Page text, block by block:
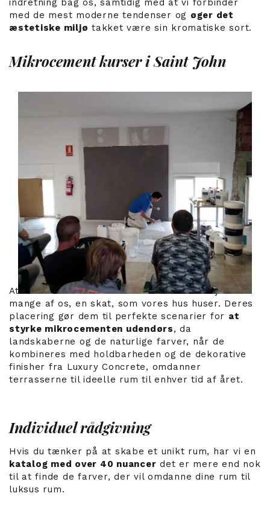
indretning bag os, samtidig med at vi forbinder
med de mest moderne tendenser og øger det
æstetiske miljø takket være sin kromatiske sort.
Mikrocement kurser i Saint John
At have en terrasse er blevet et ønske objekt for
mange af os, en skat, som vores hus huser. Deres
placering gør dem til perfekte scenarier for at
styrke mikrocementen udendørs, da
landskaberne og de naturlige farver, når de
kombineres med holdbarheden og de dekorative
finisher fra Luxury Concrete, omdanner
terrasserne til ideelle rum til enhver tid af året.
Individuel rådgivning
Hvis du tænker på at skabe et unikt rum, har vi en
katalog med over 40 nuancer det er mere end nok
til at finde de farver, der vil omdanne dine rum til
luksus rum.